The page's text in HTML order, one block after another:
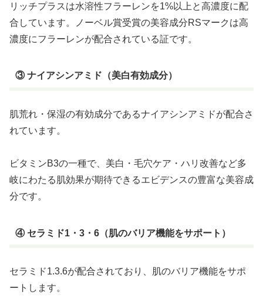
リッチプラスは水溶性フラーレンを1%以上と高濃度に配
合しています。ノーベル賞受賞の美容成分RSマークは高
濃度にフラーレンが配合されている証です。
③ ナイアシンアミド（美白有効成分）
肌荒れ・保湿の有効成分であるナイアシンアミドが配合さ
れています。
ビタミンB3の一種で、美白・毛穴ケア・ハリ改善など多
岐にわたる肌効果が期待できるエビデンスの豊富な美容成
分です。
④ セラミド1・3・6（肌のバリア機能をサポート）
セラミド1.3.6が配合されており、肌のバリア機能をサポ
ートします。